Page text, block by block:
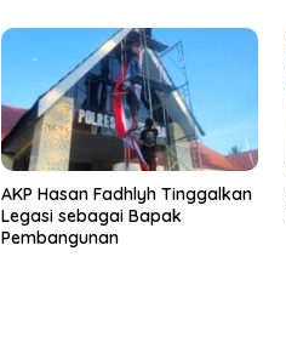
AKP Hasan Fadhlyh Tinggalkan
Legasi sebagai Bapak
Pembangunan